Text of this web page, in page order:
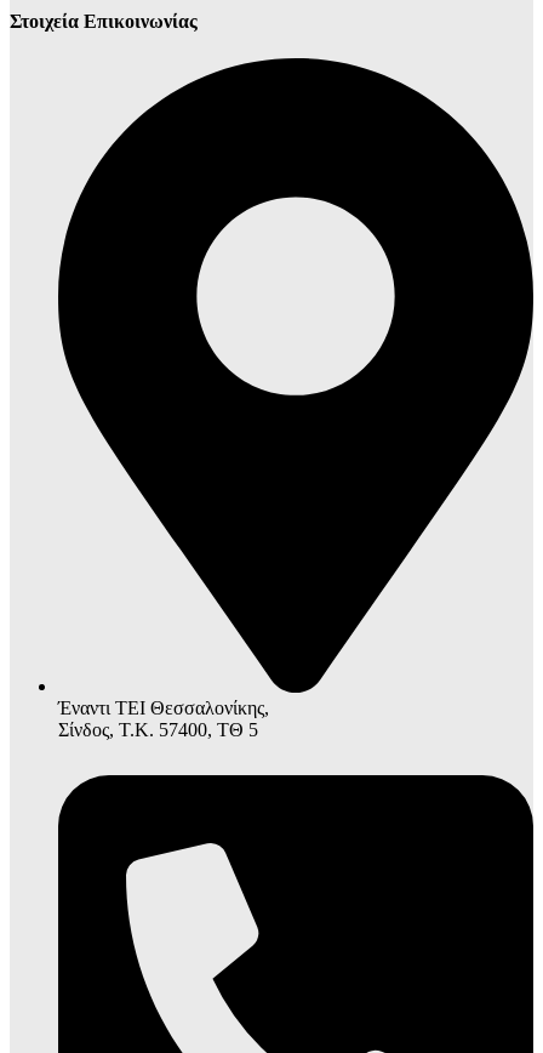
Στοιχεία Επικοινωνίας
Έναντι ΤΕΙ Θεσσαλονίκης,
Σίνδος, Τ.Κ. 57400, ΤΘ 5